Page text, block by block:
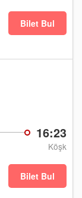
Bilet Bul
16:23
Köşk
Bilet Bul